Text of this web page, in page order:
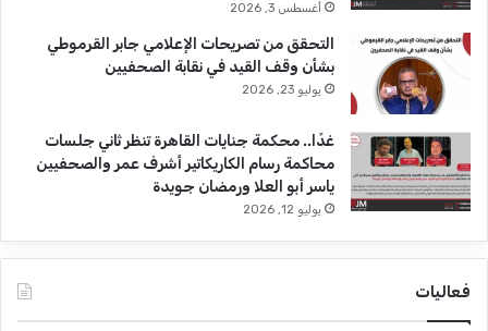
أغسطس 3, 2026
التحقق من تصريحات الإعلامي جابر القرموطي
بشأن وقف القيد في نقابة الصحفيين
يوليو 23, 2026
غدًا.. محكمة جنايات القاهرة تنظر ثاني جلسات
محاكمة رسام الكاريكاتير أشرف عمر والصحفيين
ياسر أبو العلا ورمضان جويدة
يوليو 12, 2026
فعاليات